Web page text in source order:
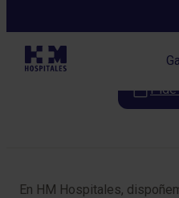
Pide
En HM Hospitales,